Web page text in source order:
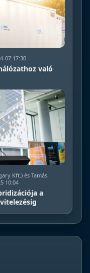
07 17:30
való
Kft.) és Tamás
10:04
a